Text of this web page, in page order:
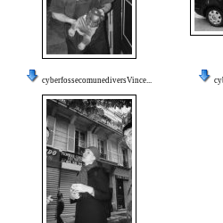
cyberfossecomunediversVince...